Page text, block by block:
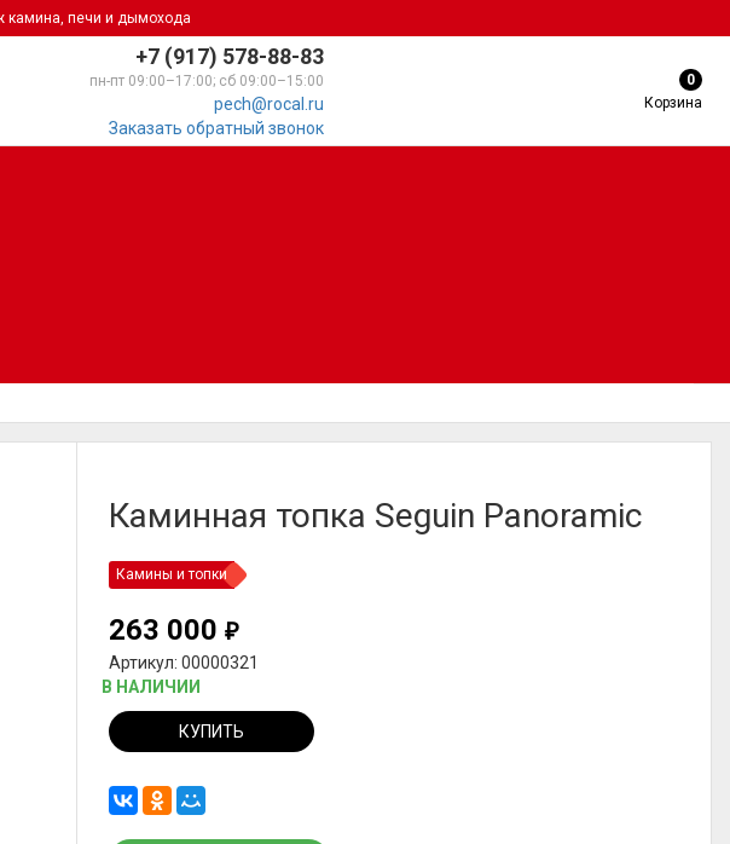
камина, печи и дымохода
+7 (917) 578-88-83
пн-пт 09:00–17:00; сб 09:00–15:00
pech@rocal.ru
Заказать обратный звонок
0
Корзина
Каминная топка Seguin Panoramic
Камины и топки
263 000₽
Артикул: 00000321
В НАЛИЧИИ
КУПИТЬ